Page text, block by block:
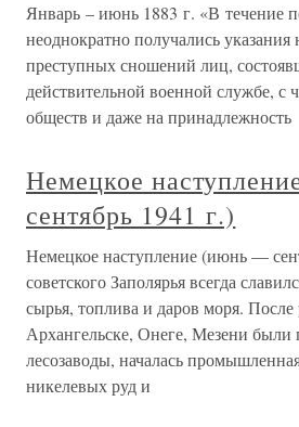
Январь – июнь 1883 г. «В течение
неоднократно получались указания
преступных сношений лиц,
действительной военной службе, с
обществ и даже на принадлежность
Немецкое
сентябрь 1941 г.)
Немецкое наступление (июнь —
советского Заполярья всегда
сырья, топлива и даров моря.
Архангельске, Онеге, Мезени
лесозаводы, началась
никелевых руд и